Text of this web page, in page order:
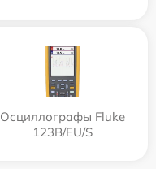
Осциллографы Fluke
123B/EU/S